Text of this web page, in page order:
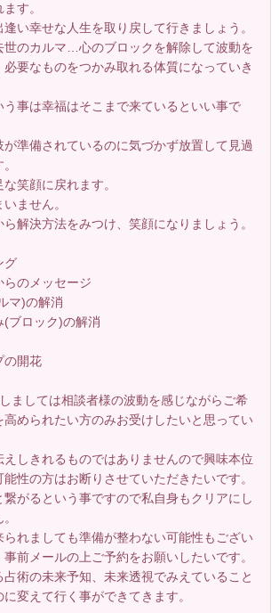
す。
い幸せな人生を取り戻して行きましょう。
世のカルマ…心のブロックを解除して波動を
必要なものをつかみ取れる体質になっていき
う事は幸福はそこまで来ているといい事で
準備されているのに気づかず放置して見過
笑顔に戻れます。
ません。
解決方法をみつけ、笑顔になりましょう。
グ
のメッセージ
マ)の解消
(ブロック)の解消
の開花
ましては相談者様の波動を感じながらご希
められたい方のみお受けしたいと思ってい
しきれるものではありませんので興味本位
性の方はお断りさせていただきたいです。
繋がるという事ですので私自身もクリアにし
られましても準備が整わない可能性もござい
前メールの上ご予約をお願いしたいです。
術の未来予知、未来透視でみえていること
変えて行く事ができてきます。